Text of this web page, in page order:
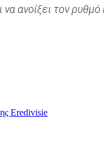
ανοίξει τον
Eredivisie